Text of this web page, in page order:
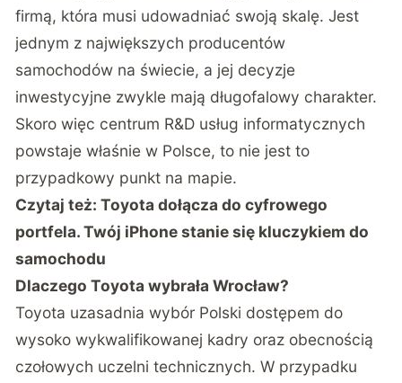
firmą, która musi udowadniać swoją skalę. Jest
jednym z największych producentów
samochodów na świecie, a jej decyzje
inwestycyjne zwykle mają długofalowy charakter.
Skoro więc centrum R&D usług informatycznych
powstaje właśnie w Polsce, to nie jest to
przypadkowy punkt na mapie.
Czytaj też:Toyota dołącza do cyfrowego
portfela. Twój iPhone stanie się kluczykiem do
samochodu
Dlaczego Toyota wybrała Wrocław?
Toyota uzasadnia wybór Polski dostępem do
wysoko wykwalifikowanej kadry oraz obecnością
czołowych uczelni technicznych. W przypadku